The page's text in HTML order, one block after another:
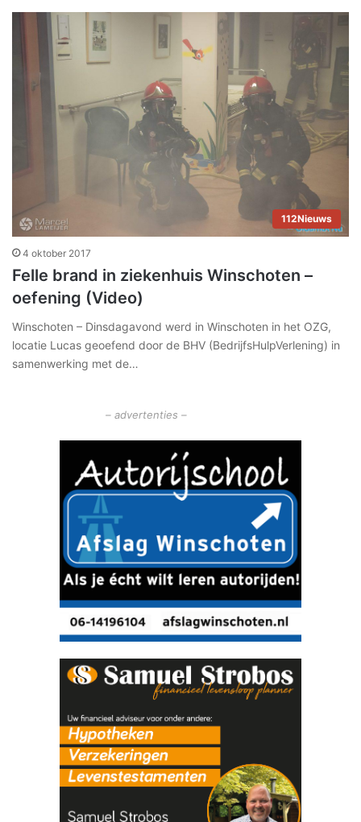
112Nieuws
4 oktober 2017
Felle brand in ziekenhuis Winschoten –
oefening (Video)
Winschoten – Dinsdagavond werd in Winschoten in het OZG,
locatie Lucas geoefend door de BHV (BedrijfsHulpVerlening) in
samenwerking met de…
– advertenties –